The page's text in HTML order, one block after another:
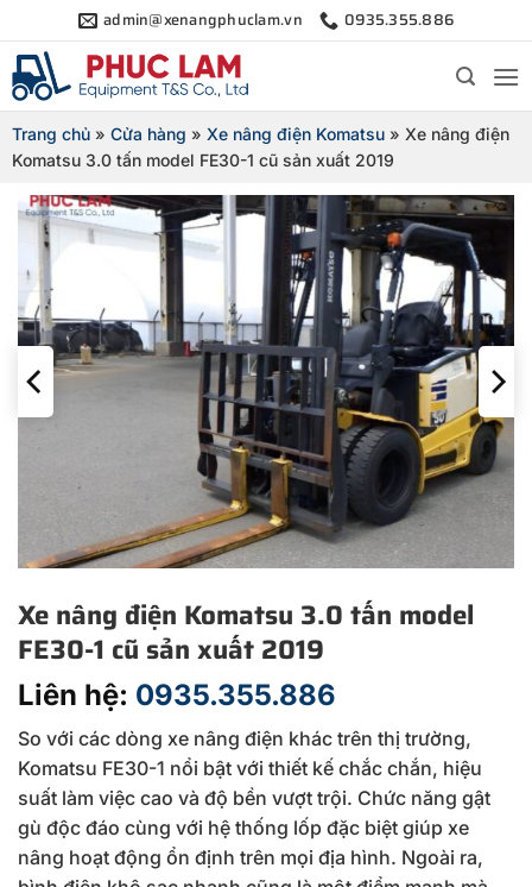
qua
nội
dung
admin@xenangphuclam.vn 0935.355.886
Trang chủ » Cửa hàng » Xe nâng điện Komatsu » Xe nâng điện
Komatsu 3.0 tấn model FE30-1 cũ sản xuất 2019
Xe nâng điện Komatsu 3.0 tấn model
FE30-1 cũ sản xuất 2019
Liên hệ: 0935.355.886
So với các dòng xe nâng điện khác trên thị trường,
Komatsu FE30-1 nổi bật với thiết kế chắc chắn, hiệu
suất làm việc cao và độ bền vượt trội. Chức năng gật
gù độc đáo cùng với hệ thống lốp đặc biệt giúp xe
nâng hoạt động ổn định trên mọi địa hình. Ngoài ra,